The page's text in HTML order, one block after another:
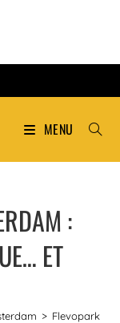
MENU
:
ET
> Flevopark à